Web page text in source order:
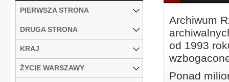
Archiwum
od 1993
Ponad
PIERWSZA STRONA
DRUGA STRONA
KRAJ
ŻYCIE WARSZAWY